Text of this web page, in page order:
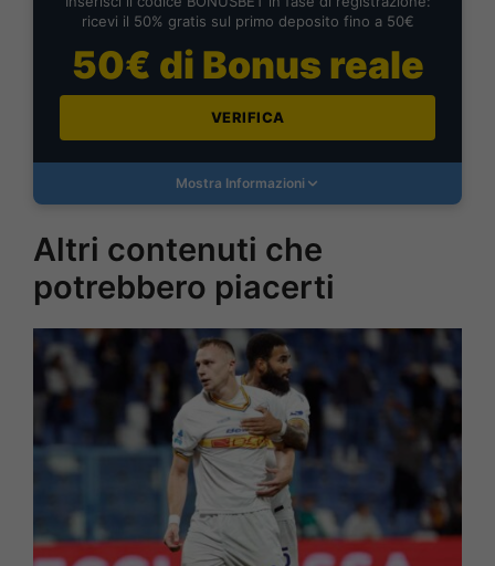
ricevi il 50% gratis sul primo deposito fino a 50€
50€ di Bonus reale
VERIFICA
Mostra Informazioni
Altri contenuti che
potrebbero piacerti